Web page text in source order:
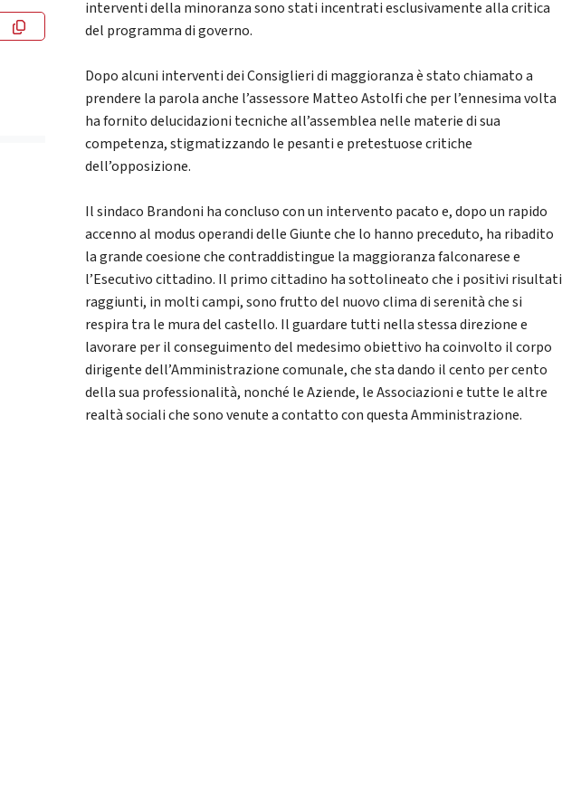
interventi della minoranza sono stati incentrati esclusivamente alla critica
del programma di governo.
Dopo alcuni interventi dei Consiglieri di maggioranza è stato chiamato a
prendere la parola anche l’assessore Matteo Astolfi che per l’ennesima volta
ha fornito delucidazioni tecniche all’assemblea nelle materie di sua
competenza, stigmatizzando le pesanti e pretestuose critiche
dell’opposizione.
Il sindaco Brandoni ha concluso con un intervento pacato e, dopo un rapido
accenno al modus operandi delle Giunte che lo hanno preceduto, ha ribadito
la grande coesione che contraddistingue la maggioranza falconarese e
l’Esecutivo cittadino. Il primo cittadino ha sottolineato che i positivi risultati
raggiunti, in molti campi, sono frutto del nuovo clima di serenità che si
respira tra le mura del castello. Il guardare tutti nella stessa direzione e
lavorare per il conseguimento del medesimo obiettivo ha coinvolto il corpo
dirigente dell’Amministrazione comunale, che sta dando il cento per cento
della sua professionalità, nonché le Aziende, le Associazioni e tutte le altre
realtà sociali che sono venute a contatto con questa Amministrazione.